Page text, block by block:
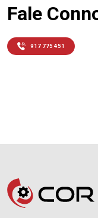
Fale
917 775 451